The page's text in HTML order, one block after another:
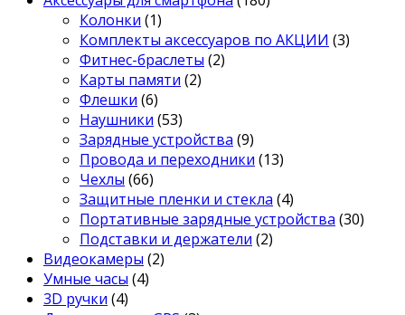
Колонки (1)
Комплекты аксессуаров по АКЦИИ (3)
Фитнес-браслеты (2)
Карты памяти (2)
Флешки (6)
Наушники (53)
Зарядные устройства (9)
Провода и переходники (13)
Чехлы (66)
Защитные пленки и стекла (4)
Портативные зарядные устройства (30)
Подставки и держатели (2)
Видеокамеры (2)
Умные часы (4)
3D ручки (4)